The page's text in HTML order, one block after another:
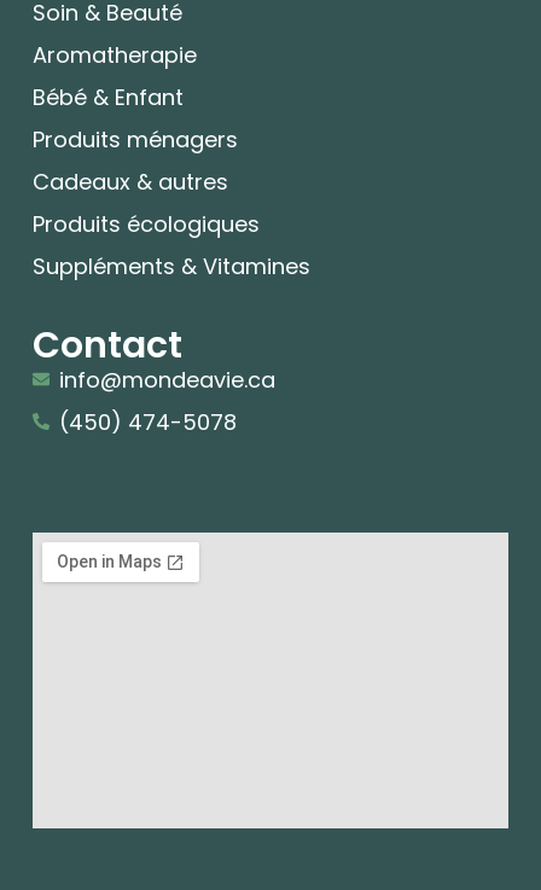
Soin & Beauté
Aromatherapie
Bébé & Enfant
Produits ménagers
Cadeaux & autres
Produits écologiques
Suppléments & Vitamines
Contact
info@mondeavie.ca
(450) 474-5078